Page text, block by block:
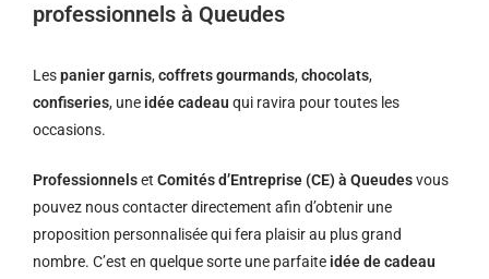
professionnels à Queudes
Lespanier garnis,coffrets gourmands,chocolats,
confiseries, une idée cadeau qui ravira pour toutes les
occasions.
Professionnelset Comités d’Entreprise (CE) à Queudesvous
pouvez nous contacter directement afin d’obtenir une
proposition personnalisée qui fera plaisir au plus grand
nombre. C’est en quelque sorte une parfaite idée de cadeau